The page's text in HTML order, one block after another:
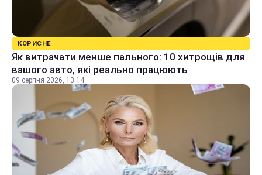
КОРИСНЕ
Як витрачати менше пального: 10 хитрощів для
вашого авто, які реально працюють
09 серпня 2026, 13:14